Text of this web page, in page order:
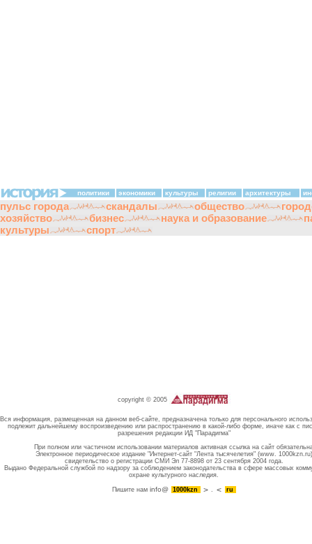
политики экономики культуры религии архитектуры
пульс города скандалы общество
хозяйство
бизнес наука и образование
культуры
спорт
copyright © 2005
Вся информация, размещенная на данном веб-сайте, предназначена только для персонального
подлежит дальнейшему воспроизведению или распространению в какой-либо форме, иначе как с
разрешения редакции ИД "Парадигма"
При полном или частичном использовании материалов активная ссылка на сайт
Электронное периодическое издание "Интернет-сайт "Лента тысячелетия" (www. 1000kzn.ru)
свидетельство о регистрации СМИ Эл 77-8898 от 23 сентября 2004 года.
Выдано Федеральной службой по надзору за соблюдением законодательства в сфере массовых
охране культурного наследия.
Пишите намinfo@ 1000kzn . ru